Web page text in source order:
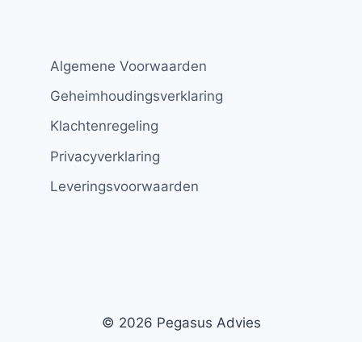
Algemene Voorwaarden
Geheimhoudingsverklaring
Klachtenregeling
Privacyverklaring
Leveringsvoorwaarden
© 2026 Pegasus Advies